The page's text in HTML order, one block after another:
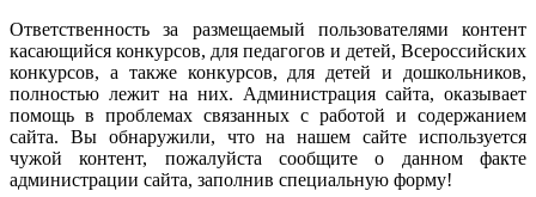
Ответственность
за размещаемый пользователями
контент
касающийся конкурсов, для педагогов и детей, Всероссийских
конкурсов, а также конкурсов, для детей и дошкольников,
полностью лежит на них. Администрация сайта, оказывает
помощь в проблемах связанных с работой и содержанием
сайта. Вы обнаружили, что на нашем сайте используется
чужой
контент, пожалуйста сообщите о данном
факте
администрации сайта, заполнив специальную форму!